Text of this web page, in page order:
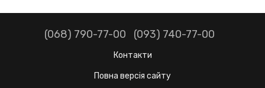
(068) 790-77-00 (093) 740-77-00
Контакти
Повна версія сайту